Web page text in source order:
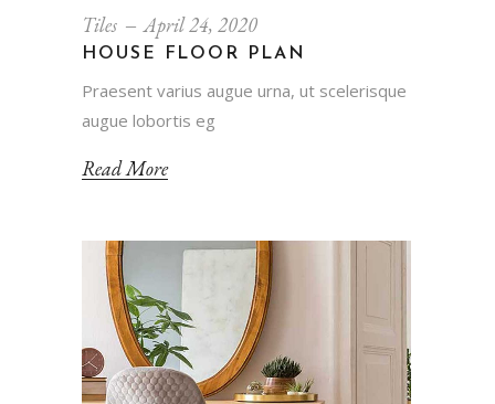
Tiles April 24, 2020
HOUSE FLOOR PLAN
Praesent varius augue urna, ut scelerisque
augue lobortis eg
Read More